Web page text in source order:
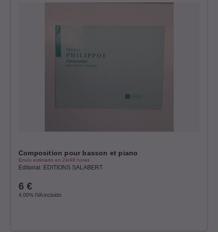
Composition pour basson et piano
Envío estimado en 24/48 horas
Editorial: EDITIONS SALABERT
6 €
4.00% IVA incluido